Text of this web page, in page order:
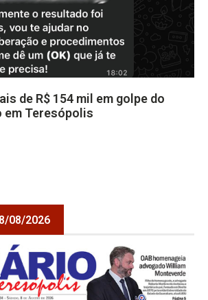
de R$ 154 mil em golpe do
em Teresópolis
08/2026